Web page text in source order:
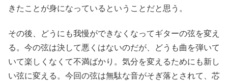
きたことが身になっているということだと思う。
その後、どうにも我慢ができなくなってギターの弦を変え
る。今の弦は決して悪くはないのだが、どうも曲を弾いて
いて楽しくなくて不満ばかり。気分を変えるためにも新し
い弦に変える。今回の弦は無駄な音がそぎ落とされて、芯